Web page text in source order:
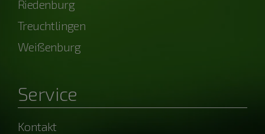
Riedenburg
Treuchtlingen
Weißenburg
Service
Kontakt